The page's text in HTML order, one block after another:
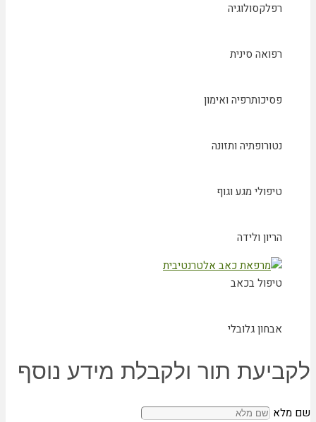
רפלקסולוגיה
רפואה סינית
פסיכותרפיה ואימון
נטורופתיה ותזונה
טיפולי מגע וגוף
הריון ולידה
טיפול בכאב
אבחון גלובלי
לקביעת תור ולקבלת מידע נוסף
שם מלא